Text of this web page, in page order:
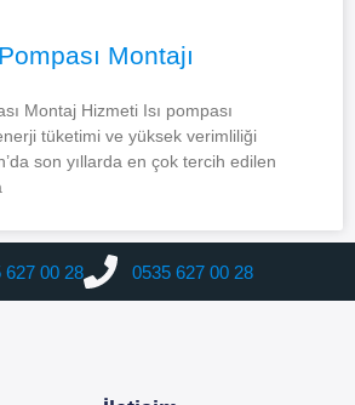
Montajı
Montaj Hizmeti Isı pompası
tüketimi ve yüksek verimliliği
son yıllarda en çok tercih edilen
627 00 28 0535 627 00 28